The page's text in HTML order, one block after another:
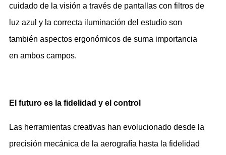
cuidado de la visión a través de pantallas con filtros de
luz azul y la correcta iluminación del estudio son
también aspectos ergonómicos de suma importancia
en ambos campos.
El futuro es la fidelidad y el control
Las herramientas creativas han evolucionado desde la
precisión mecánica de la aerografía hasta la fidelidad